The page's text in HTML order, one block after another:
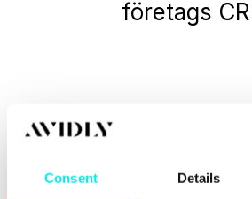
Consent Details
företags
1. PRINCIPER
En tydlig,